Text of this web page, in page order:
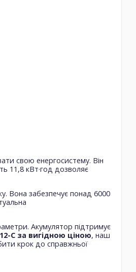
свою енергосистему. Він
11,8 кВт·год дозволяє
Вона забезпечує понад 6000
Акумулятор підтримує
C за вигідною ціною, наш
крок до справжньої